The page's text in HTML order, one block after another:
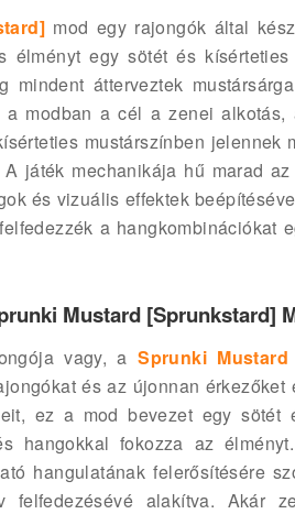
mod egy rajongók által
élményt egy sötét és
mindent átterveztek
modban a cél a zenei alkotás,
mustárszínben
játék mechanikája hű marad
és vizuális effektek
a hangkombinációkat
Mustard [Sprunkstard]
vagy, aSprunki
és az újonnan
ez a mod bevezet egy sötét
hangokkal fokozza az
hangulatának felerősítésére
felfedezésévé alakítva. Akár